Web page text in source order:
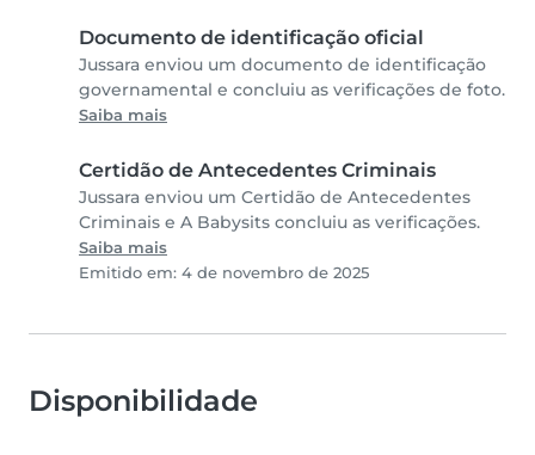
Documento de identificação oficial
Jussara enviou um documento de identificação
governamental e concluiu as verificações de foto.
Saiba mais
Certidão de Antecedentes Criminais
Jussara enviou um Certidão de Antecedentes
Criminais e A Babysits concluiu as verificações.
Saiba mais
Emitido em: 4 de novembro de 2025
Disponibilidade